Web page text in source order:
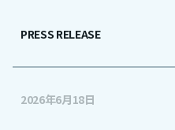
PRESS RELEASE
2026年6月18日